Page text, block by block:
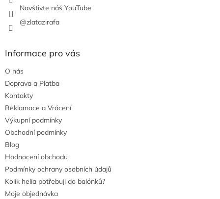
Navštivte náš YouTube
@zlatazirafa
Informace pro vás
O nás
Doprava a Platba
Kontakty
Reklamace a Vrácení
Výkupní podmínky
Obchodní podmínky
Blog
Hodnocení obchodu
Podmínky ochrany osobních údajů
Kolik helia potřebuji do balónků?
Moje objednávka